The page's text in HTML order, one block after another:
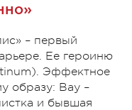
– первый
Ее героиню
Эффектное
образу: Вау –
и бывшая